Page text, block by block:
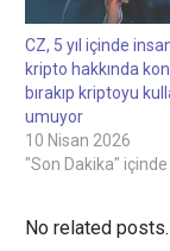
Nisan 2026
kişiler, kripto
tam ölçekli ana akım
benimsemeye
CZ, 5 yıl içinde
kripto hakkında
bırakıp kriptoyu
umuyor
10 Nisan 2026
"Son Dakika" içinde
No related posts.